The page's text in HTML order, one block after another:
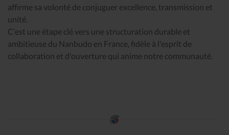
affirme sa volonté de conjuguer excellence, transmission et
unité.
C'est une étape clé vers une structuration durable et
ambitieuse du Nanbudo en France, fidèle à l'esprit de
collaboration et d'ouverture qui anime notre communauté.